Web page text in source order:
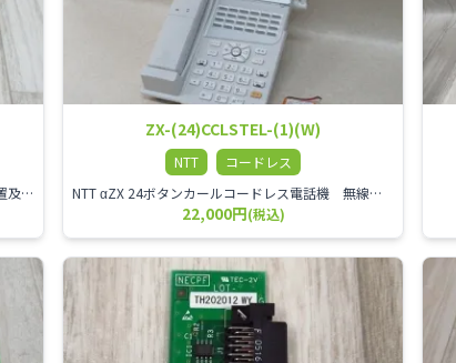
NTT αZX デジタルコードレス電話機 対応主装置及びアンテナを使用してご利用いただけます。 特に工場や倉庫等、オフィスから離れたところで作業をされている方に適しています。
ZX-(24)CCLSTEL-(1)(W)
NTT
コードレス
NTT αZX 24ボタンカールコードレス電話機 無線タイプ、電話機と子機が離れるタイプのカールコードレス電話機です。 決裁者様等、オフィス内を頻繁に動かれる方のご使用が多いです。
22,000円(税込)